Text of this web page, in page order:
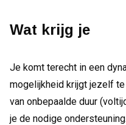
Wat krijg je
Je komt terecht in een
mogelijkheid krijgt jezelf
van onbepaalde duur
je de nodige ondersteuning.